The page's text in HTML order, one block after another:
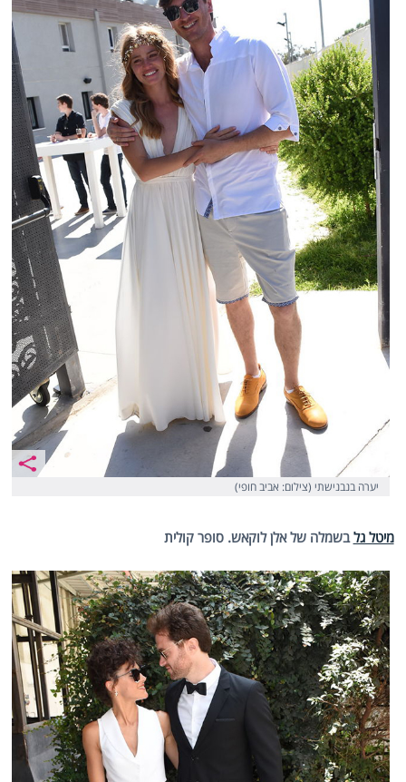
יערה בנבנישתי (צילום: אביב חופי)
מיטל גלבשמלה של אלן לוקאש. סופר קולית